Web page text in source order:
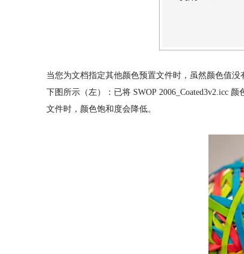
当您为文档指定其他颜色预置文件时，虽然颜色值没
下图所示（左）：已将 SWOP 2006_Coated3v2.icc
文件时，颜色饱和度会降低。